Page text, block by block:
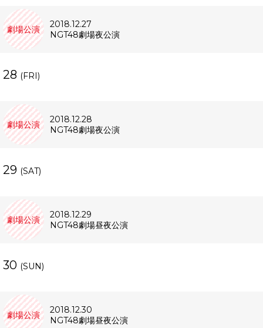
劇場公演
2018.12.27
NGT48劇場夜公演
28 (FRI)
劇場公演
2018.12.28
NGT48劇場夜公演
29 (SAT)
劇場公演
2018.12.29
NGT48劇場昼夜公演
30 (SUN)
劇場公演
2018.12.30
NGT48劇場昼夜公演